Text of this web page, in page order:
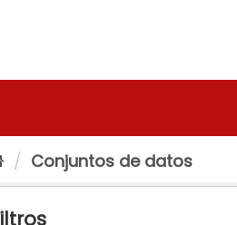
Conjuntos de datos